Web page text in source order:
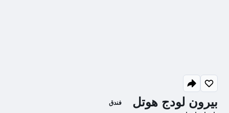
بيرون لودج هوتل فندق